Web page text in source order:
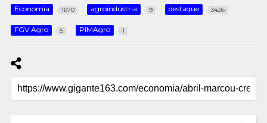
Economia 1670 agroindústria 9 destaque 3426
FGV Agro 5 PIMAgro 1